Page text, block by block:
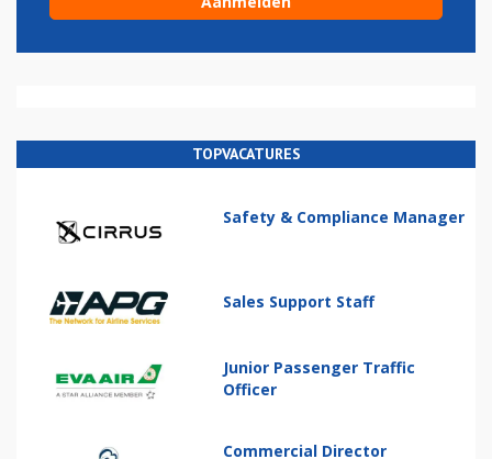
TOPVACATURES
Safety & Compliance Manager
Sales Support Staff
Junior Passenger Traffic
Officer
Commercial Director